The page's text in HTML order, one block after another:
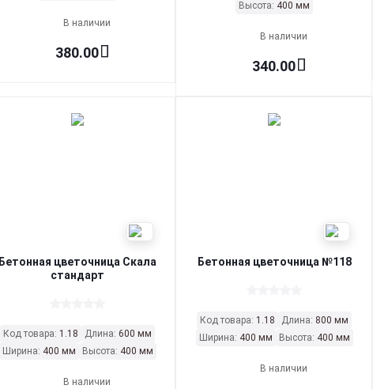
В наличии
380.00
Высота: 400 мм
В наличии
340.00
Бетонная цветочница Скала
стандарт
Код товара: 1.18 Длина: 600 мм
Ширина: 400 мм Высота: 400 мм
В наличии
Бетонная цветочница №118
Код товара: 1.18 Длина: 800 мм
Ширина: 400 мм Высота: 400 мм
В наличии